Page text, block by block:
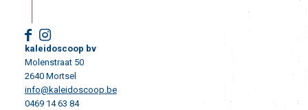
kaleidoscoop bv
Molenstraat 50
2640 Mortsel
info@kaleidoscoop.be
0469 14 63 84